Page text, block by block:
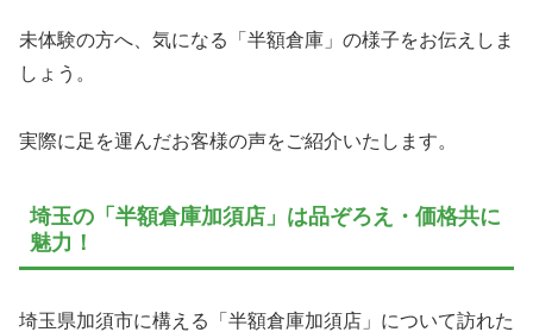
未体験の方へ、気になる「半額倉庫」の様子をお伝えしま
しょう。
実際に足を運んだお客様の声をご紹介いたします。
埼玉の「半額倉庫加須店」は品ぞろえ・価格共に
魅力！
埼玉県加須市に構える「半額倉庫加須店」について訪れた